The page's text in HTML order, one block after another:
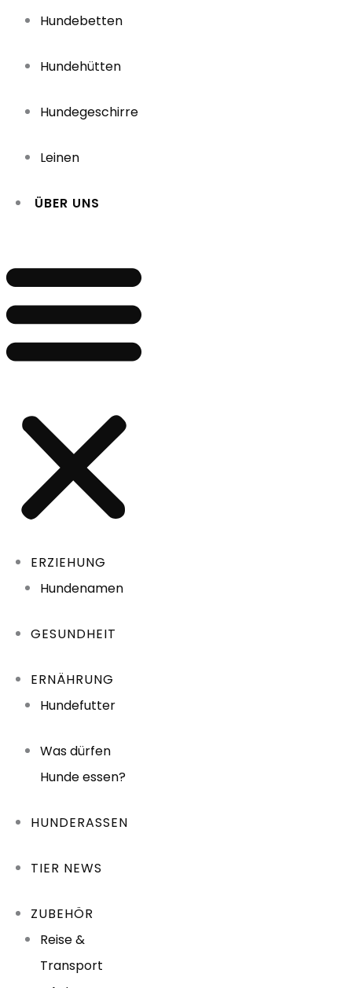
Hundebetten
Hundehütten
Hundegeschirre
Leinen
ÜBER UNS
ERZIEHUNG
Hundenamen
GESUNDHEIT
ERNÄHRUNG
Hundefutter
Was dürfen
Hunde essen?
HUNDERASSEN
TIER NEWS
ZUBEHÖR
Reise &
Transport